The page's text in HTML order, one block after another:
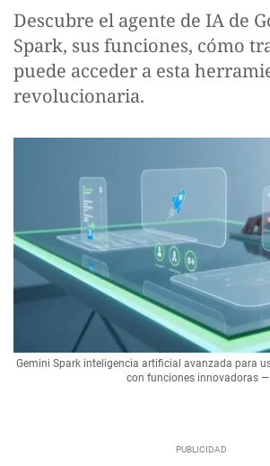
Descubre el agente de IA de
Spark, sus funciones, cómo
puede acceder a esta
revolucionaria.
Gemini Spark inteligencia artificial avanzada para
con funciones innovadoras